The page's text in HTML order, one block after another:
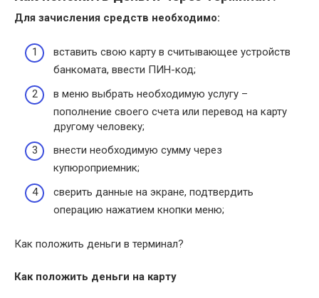
Для зачисления средств необходимо:
вставить свою карту в считывающее устройств
банкомата, ввести ПИН-код;
в меню выбрать необходимую услугу –
пополнение своего счета или перевод на карту
другому человеку;
внести необходимую сумму через
купюроприемник;
сверить данные на экране, подтвердить
операцию нажатием кнопки меню;
Как положить деньги в терминал?
Как положить деньги на карту